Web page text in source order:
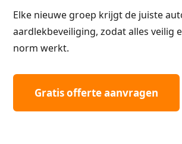
Elke nieuwe groep krijgt de juiste
aardlekbeveiliging, zodat alles veilig
norm werkt.
Gratis offerte aanvragen